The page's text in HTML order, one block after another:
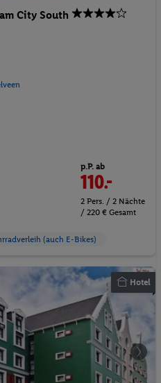
City South
p.P. ab
110.-
2 Pers. / 2 Nächte
/ 220 € Gesamt
(auch E-Bikes)
Hotel